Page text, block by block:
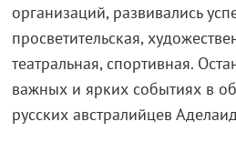
организаций, развивались
просветительская,
театральная, спортивная.
важных и ярких событиях в
русских австралийцев